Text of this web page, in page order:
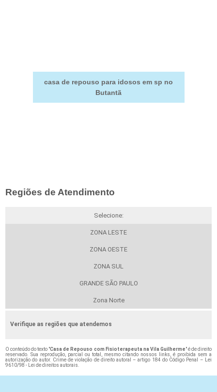
casa de repouso para idosos em sp no
Butantã
Regiões de Atendimento
Selecione:
ZONA LESTE
ZONA OESTE
ZONA SUL
GRANDE SÃO PAULO
Zona Norte
Verifique as regiões que atendemos
O conteúdo do texto "Casa de Repouso com Fisioterapeuta na Vila Guilherme" é de direito
reservado. Sua reprodução, parcial ou total, mesmo citando nossos links, é proibida sem a
autorização do autor. Crime de violação de direito autoral – artigo 184 do Código Penal –
Lei
9610/98 - Lei de direitos autorais